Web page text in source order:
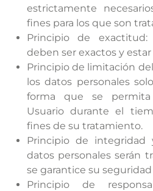
estrictamente
fines para los que son
Principio de
deben ser exactos y
Principio de limitación
los datos personales
forma que se
Usuario durante el
fines de su tratamiento.
Principio de integridad
datos personales serán
se garantice su
Principio de